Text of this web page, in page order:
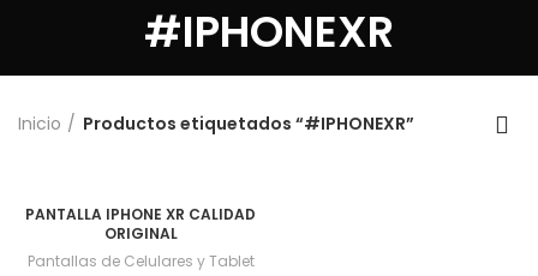
#IPHONEXR
Inicio Productos etiquetados “#IPHONEXR”
PANTALLA IPHONE XR CALIDAD
ORIGINAL
Pantallas de Celulares y Tablet